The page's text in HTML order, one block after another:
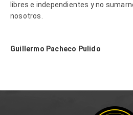
libres e independientes y no
nosotros.
Guillermo Pacheco Pulido